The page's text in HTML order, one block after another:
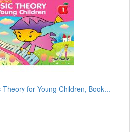
Theory for Young Children, Book...